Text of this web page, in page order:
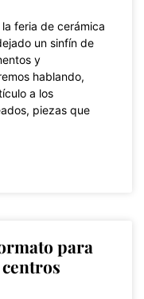
la feria de cerámica
un sinfín de
y
hablando,
a los
piezas que
para